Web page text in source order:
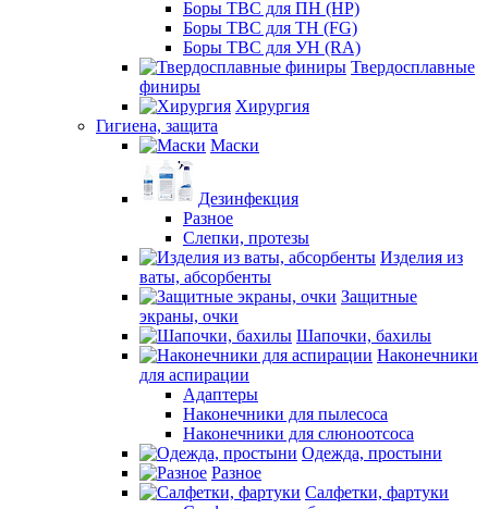
Боры ТВС для ПН (HP)
Боры ТВС для ТН (FG)
Боры ТВС для УН (RA)
Твердосплавные
финиры
Хирургия
Гигиена, защита
Маски
Дезинфекция
Разное
Слепки, протезы
Изделия из
ваты, абсорбенты
Защитные
экраны, очки
Шапочки, бахилы
Наконечники
для аспирации
Адаптеры
Наконечники для пылесоса
Наконечники для слюноотсоса
Одежда, простыни
Разное
Салфетки, фартуки